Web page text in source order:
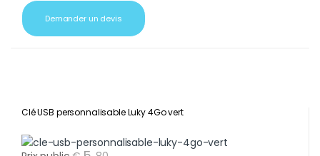
Demander un devis
Clé USB personnalisable Luky 4Go vert